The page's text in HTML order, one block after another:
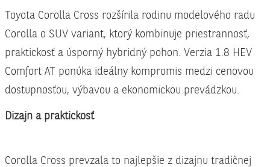
Toy­o­ta Corol­la Cross roz­ší­ri­la rodi­nu mode­lo­vé­ho radu
Corol­la o SUV variant, kto­rý kom­bi­nu­je prie­stran­nosť,
prak­tic­kosť a úspor­ný hyb­rid­ný pohon. Ver­zia 1.8 HEV
Com­fort AT ponú­ka ide­ál­ny kom­pro­mis medzi ceno­vou
dostup­nos­ťou, výba­vou a eko­no­mic­kou pre­vádz­kou.
Dizajn a prak­tic­kosť
Corol­la Cross pre­vza­la to naj­lep­šie z dizaj­nu tra­dič­nej